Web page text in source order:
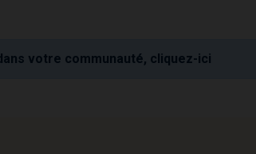
votre communauté, cliquez-ici